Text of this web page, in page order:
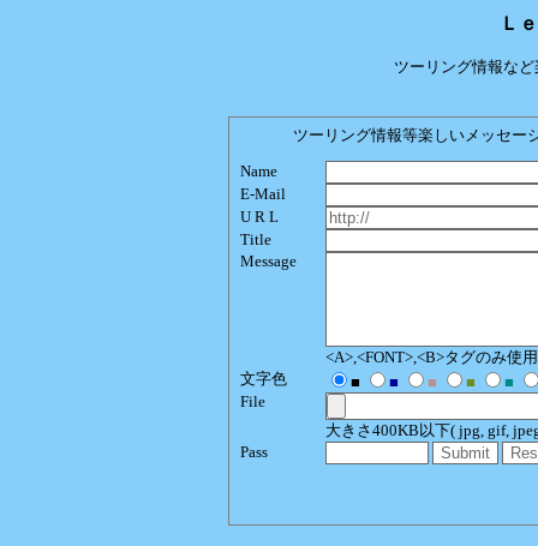
Ｌ
ツーリング情報な
ツーリング情報等楽しいメッセー
Name
E-Mail
U R L
Title
Message
<A>,<FONT>,<B>タグのみ使
文字色
■ ■ ■ ■
■
File
大きさ400KB以下( jpg, gif,
Pass